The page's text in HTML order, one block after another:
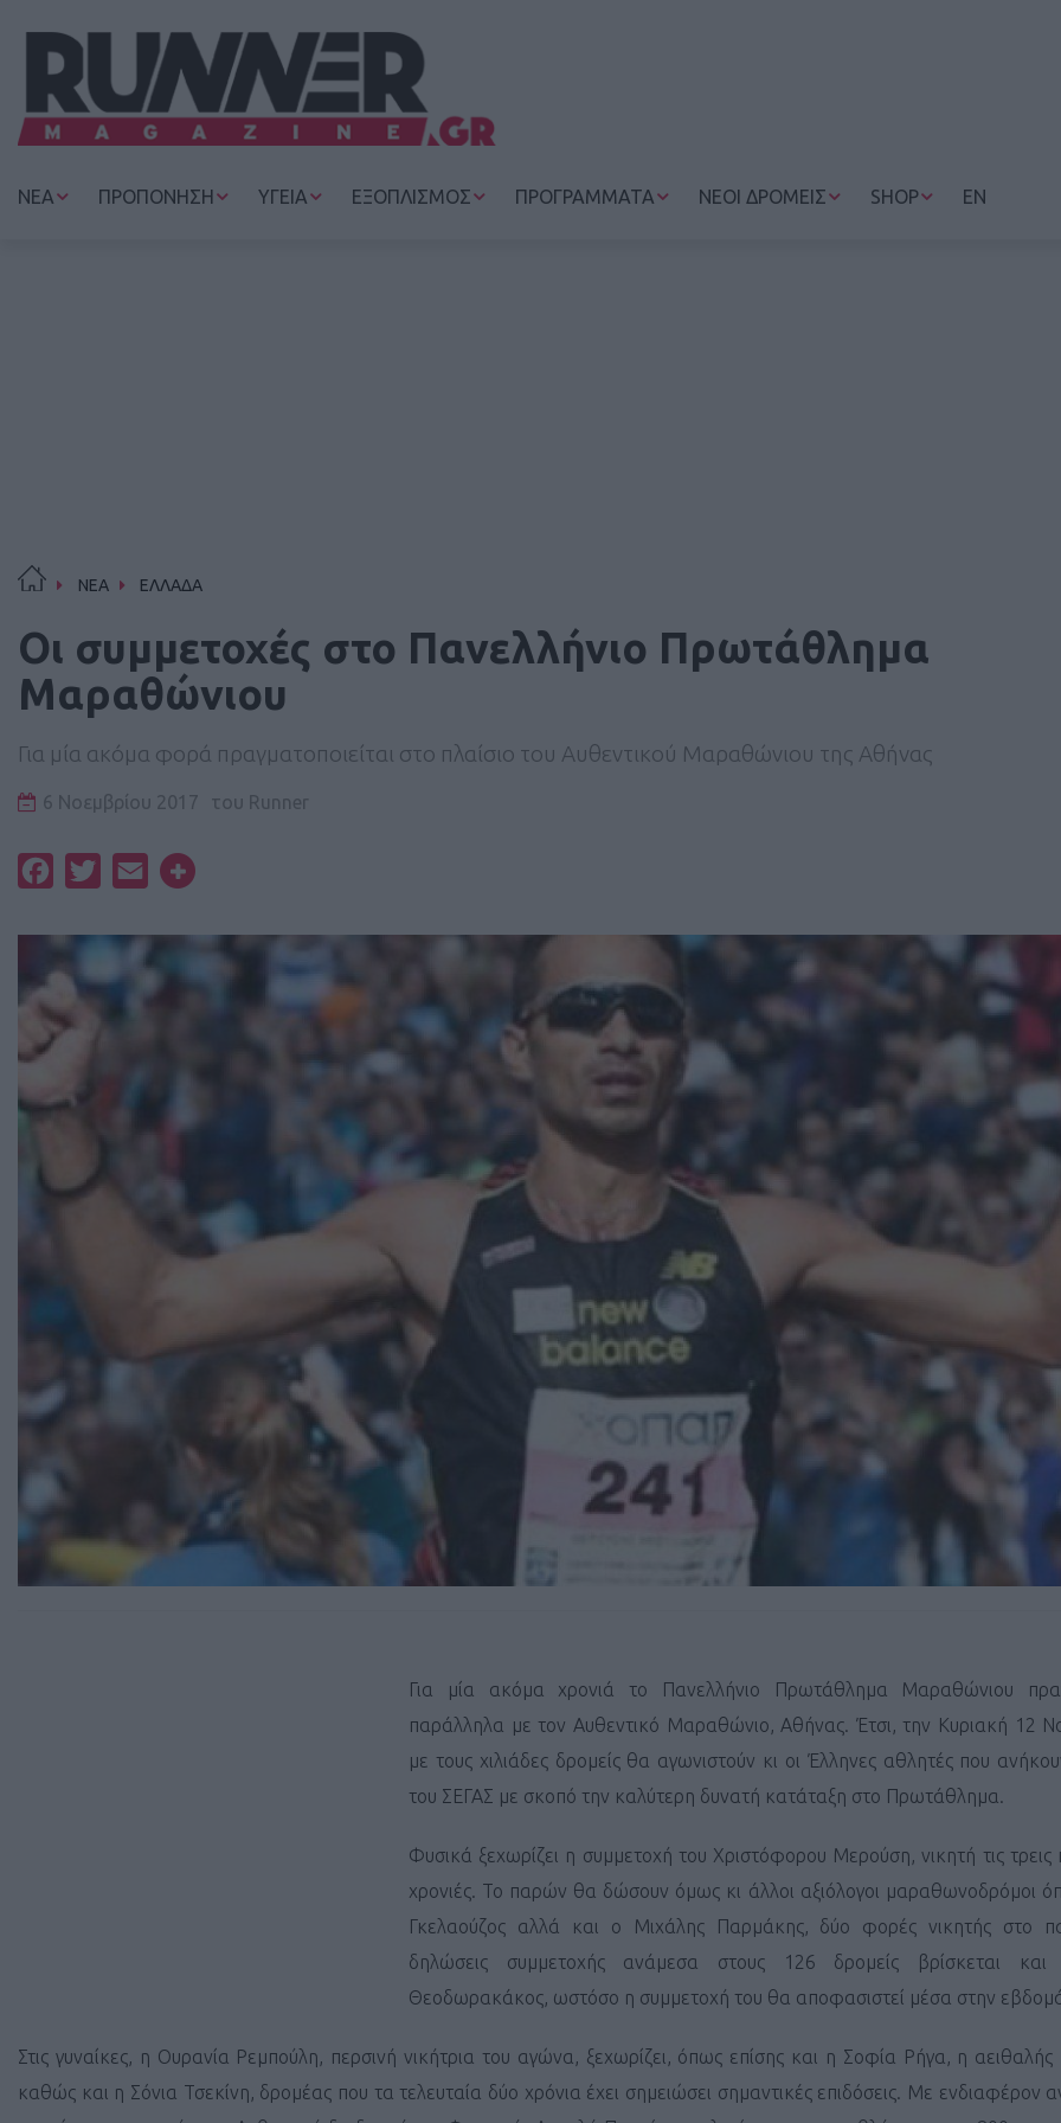
ΝΕΑ ΠΡΟΠΟΝΗΣΗ ΥΓΕΙΑ ΕΞΟΠΛΙΣΜΟΣ ΠΡΟΓΡΑΜΜΑΤΑ ΝΕΟΙ ΔΡΟΜΕΙΣ SHOP EN
ΝΕΑ ΕΛΛΑΔΑ
Οι συμμετοχές στο Πανελλήνιο Πρωτάθλημα
Μαραθώνιου
Για μία ακόμα φορά πραγματοποιείται στο πλαίσιο του Αυθεντικού Μαραθώνιου της Αθήνας
6 Νοεμβρίου 2017 του Runner
FacebookTwitterEmail
Για μία ακόμα χρονιά το Πανελλήνιο Πρωτάθλημα Μαραθώνιου
παράλληλα με τον Αυθεντικό Μαραθώνιο, Αθήνας. Έτσι, την Κυριακή 12
με τους χιλιάδες δρομείς θα αγωνιστούν κι οι Έλληνες αθλητές που
του ΣΕΓΑΣ με σκοπό την καλύτερη δυνατή κατάταξη στο Πρωτάθλημα.
Φυσικά ξεχωρίζει η συμμετοχή του Χριστόφορου Μερούση, νικητή τις τρεις
χρονιές. Το παρών θα δώσουν όμως κι άλλοι αξιόλογοι μαραθωνοδρόμοι
Γκελαούζος αλλά και ο Μιχάλης Παρμάκης, δύο φορές νικητής στο
δηλώσεις συμμετοχής ανάμεσα στους 126 δρομείς βρίσκεται
Θεοδωρακάκος, ωστόσο η συμμετοχή του θα αποφασιστεί μέσα στην
Στις γυναίκες, η Ουρανία Ρεμπούλη, περσινή νικήτρια του αγώνα, ξεχωρίζει, όπως επίσης και η Σοφία Ρήγα, η
καθώς και η Σόνια Τσεκίνη, δρομέας που τα τελευταία δύο χρόνια έχει σημειώσει σημαντικές επιδόσεις. Mε ενδιαφέρον